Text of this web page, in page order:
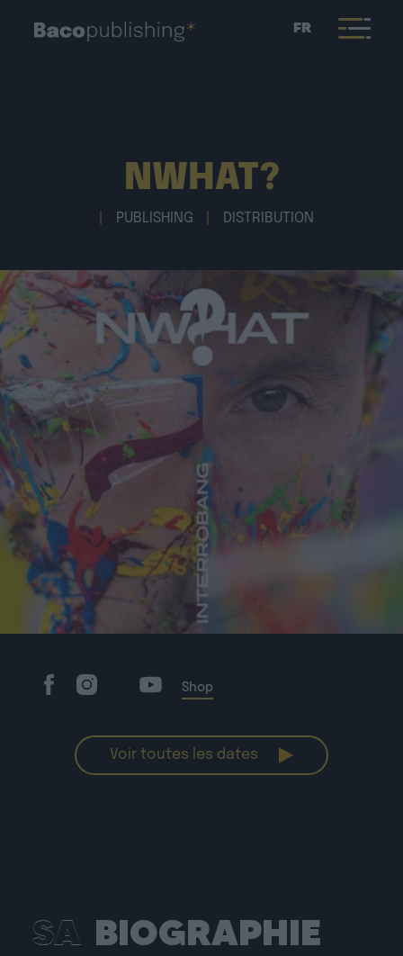
FR
NWHAT?
PUBLISHING DISTRIBUTION
Shop
Voir toutes les dates
SA BIOGRAPHIE